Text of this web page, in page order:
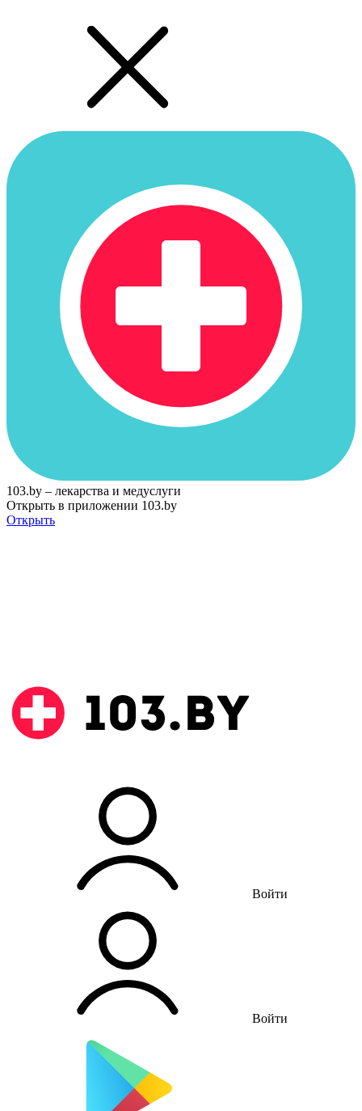
103.by – лекарства и медуслуги
Открыть в приложении 103.by
Открыть
Войти
Войти